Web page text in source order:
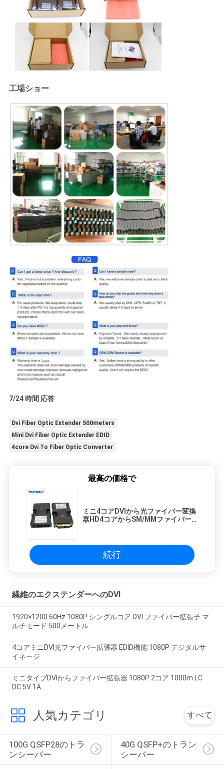
工場ショー
7/24 時間 応答
Dvi Fiber Optic Extender 500meters
Mini Dvi Fiber Optic Extender EDID
4core Dvi To Fiber Optic Converter
最高の価格で
ミニ4コアDVIから光ファイバー変換
器HD4コアからSM/MMファイバー
続行
繊維のエクステンダーへのDVI
1920×1200 60Hz 1080P シングルコア DVI ファイバー拡張子 マ
ルチモード 500メートル
4コアミニDVI光ファイバー拡張器 EDID機能 1080P デジタルサ
イネージ
ミニタイプDVIからファイバー拡張器 1080P 2コア 1000m LC
DC 5V 1A
人気カテゴリ すべて
100G QSFP28のトラ
ンシーバー
40G QSFP+のトラン
シーバー